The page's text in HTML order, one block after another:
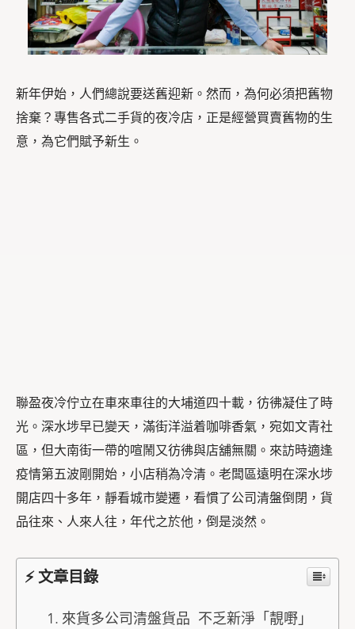
新年伊始，人們總說要送舊迎新。然而，為何必須把舊物
捨棄？專售各式二手貨的夜冷店，正是經營買賣舊物的生
意，為它們賦予新生。
聯盈夜冷佇立在車來車往的大埔道四十載，彷彿凝住了時
光。深水埗早已變天，滿街洋溢着咖啡香氣，宛如文青社
區，但大南街一帶的喧鬧又彷彿與店舖無關。來訪時適逢
疫情第五波剛開始，小店稍為冷清。老闆區遠明在深水埗
開店四十多年，靜看城市變遷，看慣了公司清盤倒閉，貨
品往來、人來人往，年代之於他，倒是淡然。
⚡ 文章目錄
來貨多公司清盤貨品 不乏新淨「靚嘢」